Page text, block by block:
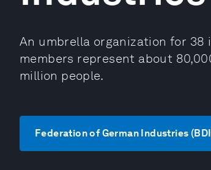
An umbrella organization for 38
members represent about
million people.
Federation of German Industries